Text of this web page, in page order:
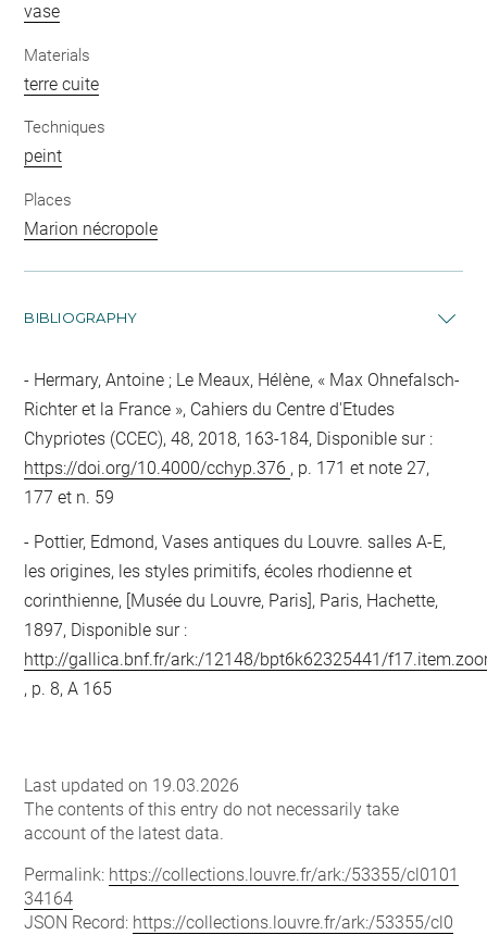
vase
Materials
terre cuite
Techniques
peint
Places
Marion nécropole
BIBLIOGRAPHY
Hermary, Antoine ; Le Meaux, Hélène, « Max Ohnefalsch-
Richter et la France », Cahiers du Centre d'Etudes
Chypriotes (CCEC), 48, 2018, 163-184, Disponible sur :
https://doi.org/10.4000/cchyp.376 , p. 171 et note 27,
177 et n. 59
Pottier, Edmond, Vases antiques du Louvre. salles A-E,
les origines, les styles primitifs, écoles rhodienne et
corinthienne, [Musée du Louvre, Paris], Paris, Hachette,
1897, Disponible sur :
http://gallica.bnf.fr/ark:/12148/bpt6k62325441/
, p. 8, A 165
Last updated on 19.03.2026
The contents of this entry do not necessarily take
account of the latest data.
Permalink: https://collections.louvre.fr/ark:/53355/cl0101
34164
JSON Record: https://collections.louvre.fr/ark:/53355/cl0